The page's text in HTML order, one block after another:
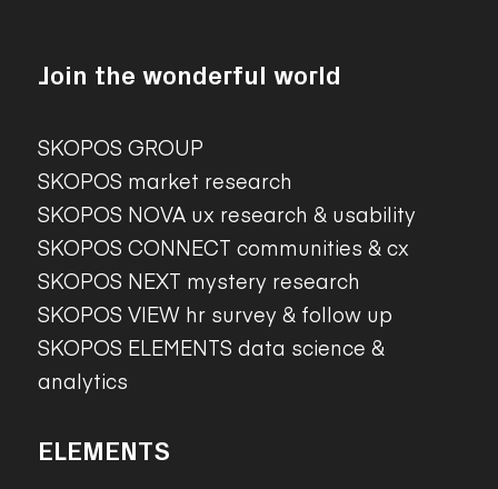
Join the wonderful world
SKOPOS GROUP
SKOPOS market research
SKOPOS NOVA ux research & usability
SKOPOS CONNECT communities & cx
SKOPOS NEXT mystery research
SKOPOS VIEW hr survey & follow up
SKOPOS ELEMENTS data science &
analytics
ELEMENTS